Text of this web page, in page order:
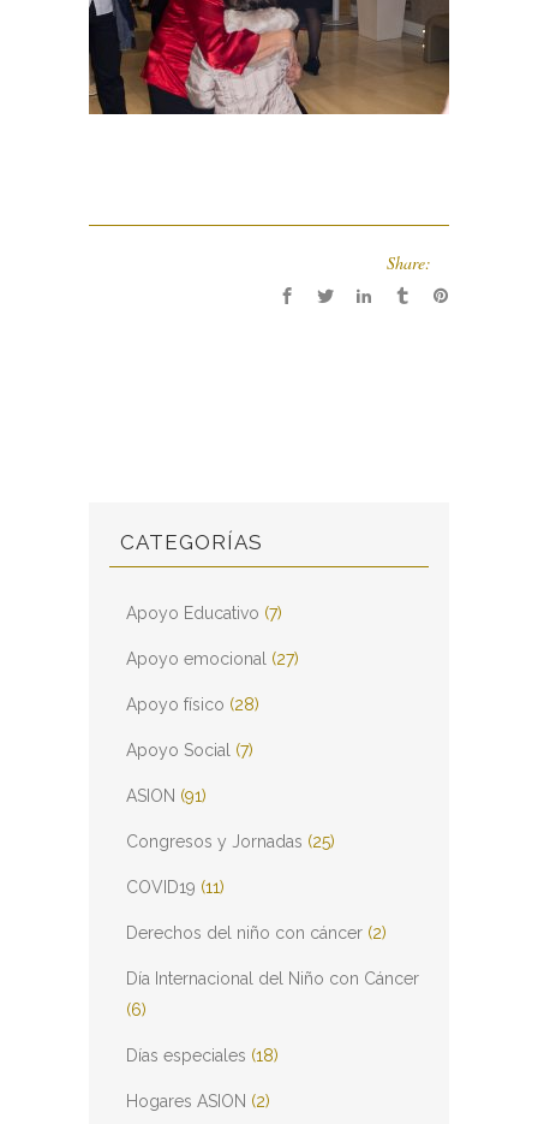
Share:
CATEGORÍAS
Apoyo Educativo (7)
Apoyo emocional (27)
Apoyo físico (28)
Apoyo Social (7)
ASION (91)
Congresos y Jornadas (25)
COVID19 (11)
Derechos del niño con cáncer (2)
Día Internacional del Niño con Cáncer
(6)
Días especiales (18)
Hogares ASION (2)